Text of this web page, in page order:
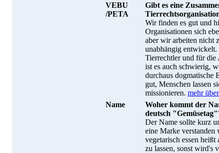
VEBU
/PETA
Gibt es eine
Wir finden es gut und
Organisationen sich
aber wir arbeiten nicht
unabhängig entwickelt.
Tierrechtler und für die
ist es auch schwierig,
durchaus dogmatische
gut, Menschen lassen
missionieren. mehr
Name
Woher kommt der
deutsch
Der Name sollte kurz
eine Marke verstanden
vegetarisch essen
zu lassen, sonst wird's